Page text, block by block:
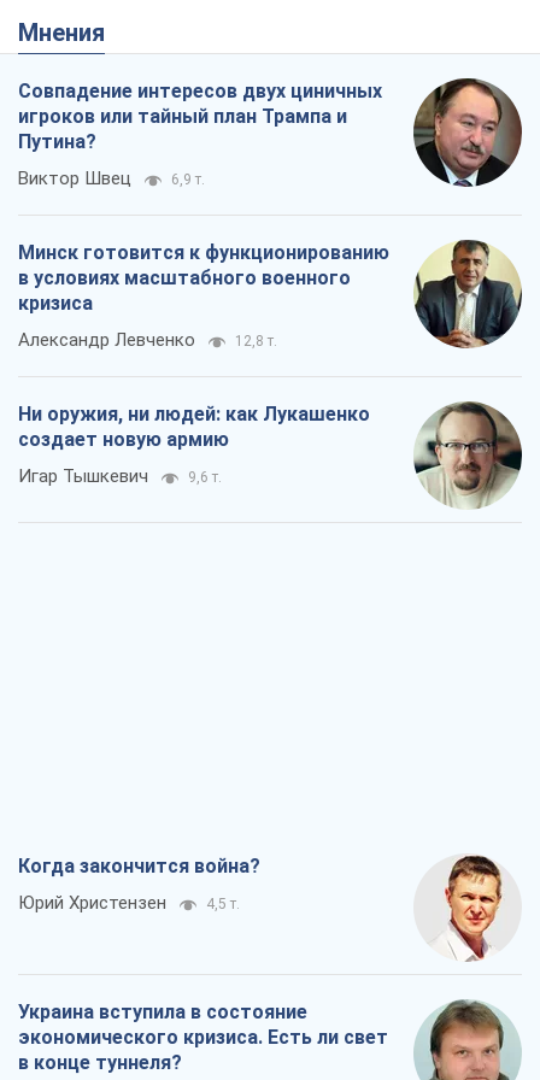
Мнения
Совпадение интересов двух циничных
игроков или тайный план Трампа и
Путина?
Виктор Швец 6,9 т.
Минск готовится к функционированию
в условиях масштабного военного
кризиса
Александр Левченко 12,8 т.
Ни оружия, ни людей: как Лукашенко
создает новую армию
Игар Тышкевич 9,6 т.
Когда закончится война?
Юрий Христензен 4,5 т.
Украина вступила в состояние
экономического кризиса. Есть ли свет
в конце туннеля?